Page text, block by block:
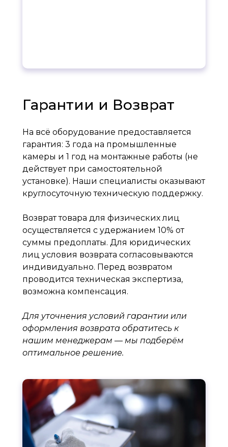
Гарантии и Возврат
На всё оборудование предоставляется
гарантия: 3 года на промышленные
камеры и 1 год на монтажные работы (не
действует при самостоятельной
установке). Наши специалисты оказывают
круглосуточную техническую поддержку.
Возврат товара для физических лиц
осуществляется с удержанием 10% от
суммы предоплаты. Для юридических
лиц условия возврата согласовываются
индивидуально. Перед возвратом
проводится техническая экспертиза,
возможна компенсация.
Для уточнения условий гарантии или
оформления возврата обратитесь к
нашим менеджерам — мы подберём
оптимальное решение.